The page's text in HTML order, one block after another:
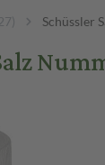
Schüssler